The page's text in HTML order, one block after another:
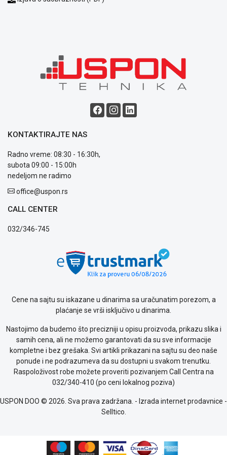
privatnosti
KONTAKTIRAJTE NAS
Radno vreme: 08:30 - 16:30h,
subota 09:00 - 15:00h
nedeljom ne radimo
office@uspon.rs
CALL CENTER
032/346-745
Cene na sajtu su iskazane u dinarima sa uračunatim porezom, a
plaćanje se vrši isključivo u dinarima.
Nastojimo da budemo što precizniji u opisu proizvoda, prikazu slika i
samih cena, ali ne možemo garantovati da su sve informacije
kompletne i bez grešaka. Svi artikli prikazani na sajtu su deo naše
ponude i ne podrazumeva da su dostupni u svakom trenutku.
Raspoloživost robe možete proveriti pozivanjem Call Centra na
032/340-410 (po ceni lokalnog poziva)
USPON DOO © 2026. Sva prava zadržana. - Izrada internet prodavnice -
Selltico.